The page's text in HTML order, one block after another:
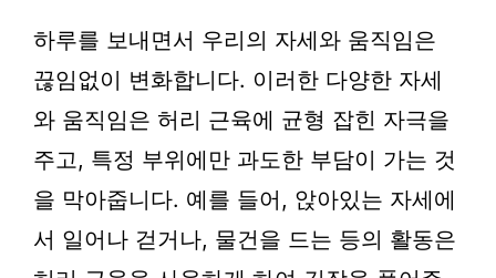
하루를 보내면서 우리의 자세와 움직임은
끊임없이 변화합니다. 이러한 다양한 자세
와 움직임은 허리 근육에 균형 잡힌 자극을
주고, 특정 부위에만 과도한 부담이 가는 것
을 막아줍니다. 예를 들어, 앉아있는 자세에
서 일어나 걷거나, 물건을 드는 등의 활동은